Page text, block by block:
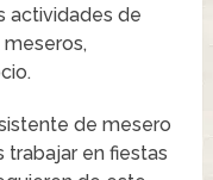
actividades de
de mesero
trabajar en fiestas